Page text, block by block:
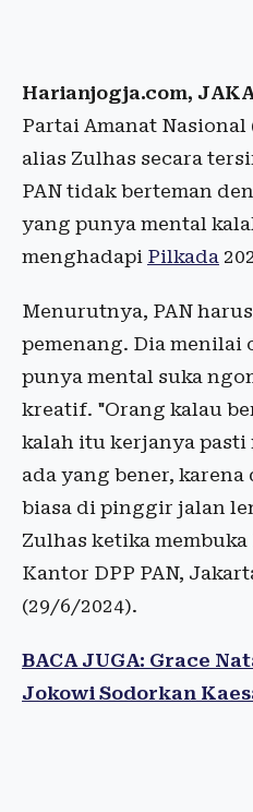
Harianjogja.com,
Partai Amanat
alias Zulhas secara
PAN tidak berteman
yang punya mental
menghadapi Pilkada
Menurutnya, PAN
pemenang. Dia menilai
punya mental suka
kreatif. "Orang kalau
kalah itu kerjanya
ada yang bener, karena
biasa di pinggir jalan
Zulhas ketika membuka
Kantor DPP PAN,
(29/6/2024).
BACA JUGA: Grace
Jokowi Sodorkan